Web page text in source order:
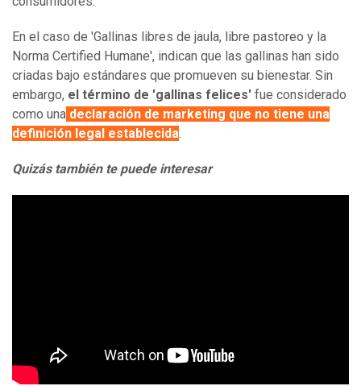
En el caso de 'Gallinas libres de jaula, libre pastoreo y la
Norma Certified Humane', indican que las gallinas han sido
criadas bajo estándares que promueven su bienestar. Sin
embargo, el término de 'gallinas felices' fue considerado
como una declaración de marketing que no tiene una
definición legal establecida.
Quizás también te puede interesar